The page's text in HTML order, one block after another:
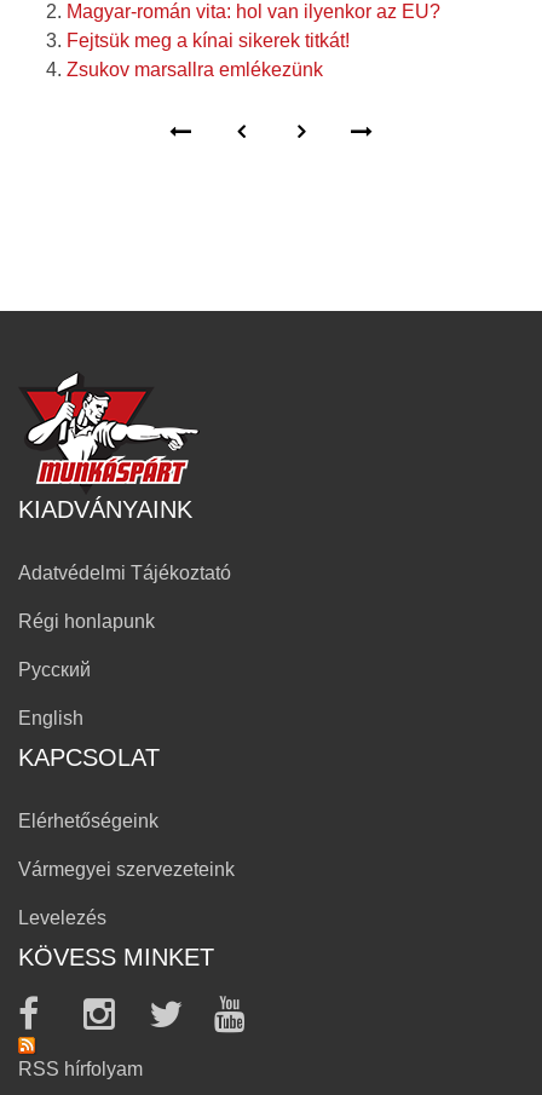
Magyar-román vita: hol van ilyenkor az EU?
Fejtsük meg a kínai sikerek titkát!
Zsukov marsallra emlékezünk
KIADVÁNYAINK
Adatvédelmi Tájékoztató
Régi honlapunk
Русский
English
KAPCSOLAT
Elérhetőségeink
Vármegyei szervezeteink
Levelezés
KÖVESS MINKET
RSS hírfolyam